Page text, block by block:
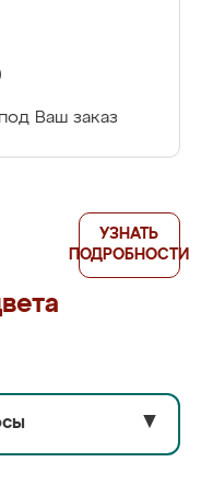
Ваш заказ
УЗНАТЬ
ПОДРОБНОСТИ
▼